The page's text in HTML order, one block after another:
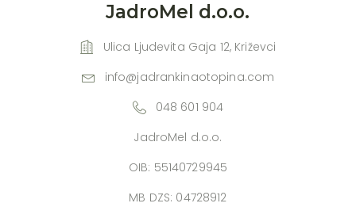
JadroMel d.o.o.
Ulica Ljudevita Gaja 12, Križevci
info@jadrankinaotopina.com
048 601 904
JadroMel d.o.o.
OIB: 55140729945
MB DZS: 04728912